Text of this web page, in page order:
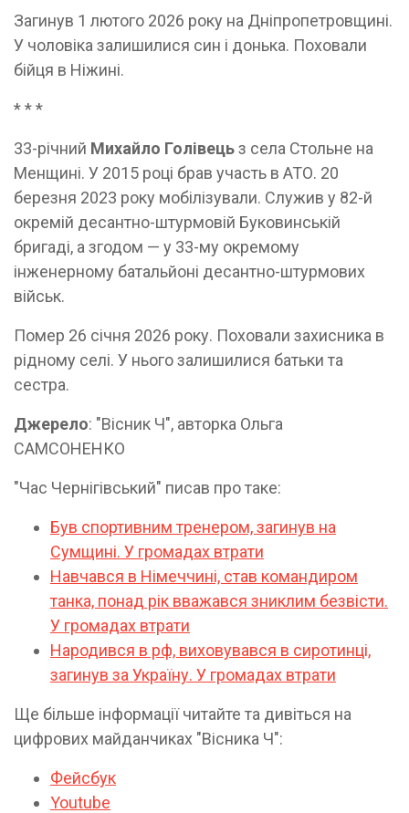
Загинув 1 лютого 2026 року на Дніпропетровщині.
У чоловіка залишилися син і донька. Поховали
бійця в Ніжині.
* * *
33-річний Михайло Голівецьз села Стольне на
Менщині. У 2015 році брав участь в АТО. 20
березня 2023 року мобілізували. Служив у 82-й
окремій десантно-штурмовій Буковинській
бригаді, а згодом — у 33-му окремому
інженерному батальйоні десантно-штурмових
військ.
Помер 26 січня 2026 року. Поховали захисника в
рідному селі. У нього залишилися батьки та
сестра.
Джерело: "Вісник Ч", авторка Ольга
САМСОНЕНКО
"Час Чернігівський" писав про таке:
Був спортивним тренером, загинув на
Сумщині. У громадах втрати
Навчався в Німеччині, став командиром
танка, понад рік вважався зниклим безвісти.
У громадах втрати
Народився в рф, виховувався в сиротинці,
загинув за Україну. У громадах втрати
Ще більше інформації читайте та дивіться на
цифрових майданчиках "Вісника Ч":
Фейсбук
Youtube